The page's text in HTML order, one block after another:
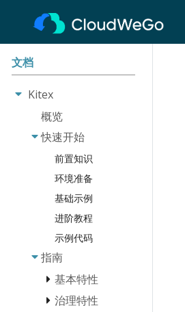
文档
Kitex
概览
快速开始
前置知识
环境准备
基础示例
进阶教程
示例代码
指南
基本特性
消息类型
治理特性